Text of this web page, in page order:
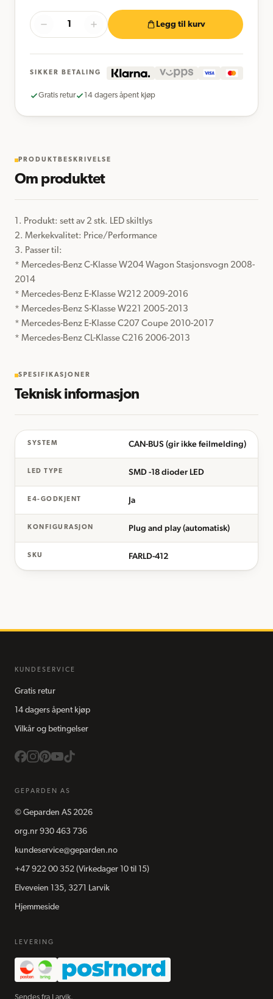
Legg til kurv
SIKKER BETALING
Gratis retur 14 dagers åpent kjøp
PRODUKTBESKRIVELSE
Om produktet
1. Produkt: sett av 2 stk. LED skiltlys
2. Merkekvalitet: Price/Performance
3. Passer til:
* Mercedes-Benz C-Klasse W204 Wagon Stasjonsvogn 2008-
2014
* Mercedes-Benz E-Klasse W212 2009-2016
* Mercedes-Benz S-Klasse W221 2005-2013
* Mercedes-Benz E-Klasse C207 Coupe 2010-2017
* Mercedes-Benz CL-Klasse C216 2006-2013
SPESIFIKASJONER
Teknisk informasjon
SYSTEM CAN-BUS (gir ikke feilmelding)
LED TYPE SMD -18 dioder LED
E4-GODKJENT Ja
KONFIGURASJON Plug and play (automatisk)
SKU FARLD-412
KUNDESERVICE
Gratis retur
14 dagers åpent kjøp
Vilkår og betingelser
GEPARDEN AS
© Geparden AS 2026
org.nr 930 463 736
kundeservice@geparden.no
+47 922 00 352 (Virkedager 10 til 15)
Elveveien 135, 3271 Larvik
Hjemmeside
LEVERING